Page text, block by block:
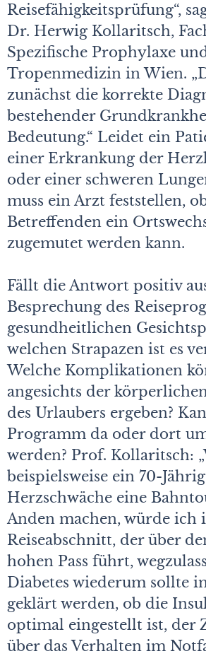
Reisefähigkeitsprüfung“,
Dr. Herwig Kollaritsch,
Spezifische Prophylaxe
Tropenmedizin in Wien.
zunächst die korrekte
bestehender
Bedeutung.“ Leidet ein
einer Erkrankung der
oder einer schweren
muss ein Arzt feststellen,
Betreffenden ein
zugemutet werden kann.
Fällt die Antwort positiv
Besprechung des
gesundheitlichen
welchen Strapazen ist es
Welche Komplikationen
angesichts der
des Urlaubers ergeben?
Programm da oder dort
werden? Prof. Kollaritsch:
beispielsweise ein 70-
Herzschwäche eine
Anden machen, würde ich
Reiseabschnitt, der über
hohen Pass führt,
Diabetes wiederum sollte
geklärt werden, ob die
optimal eingestellt ist, der
über das Verhalten im